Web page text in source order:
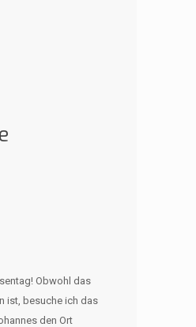
Obwohl das
ist, besuche ich das
den Ort